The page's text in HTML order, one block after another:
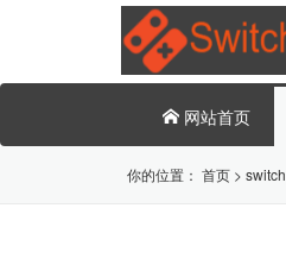
网站首页
你的位置： 首页 > switch